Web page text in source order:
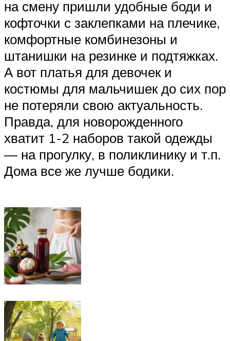
на смену пришли удобные боди и
кофточки с заклепками на плечике,
комфортные комбинезоны и
штанишки на резинке и подтяжках.
А вот платья для девочек и
костюмы для мальчишек до сих пор
не потеряли свою актуальность.
Правда, для новорожденного
хватит 1-2 наборов такой одежды
— на прогулку, в поликлинику и т.п.
Дома все же лучше бодики.